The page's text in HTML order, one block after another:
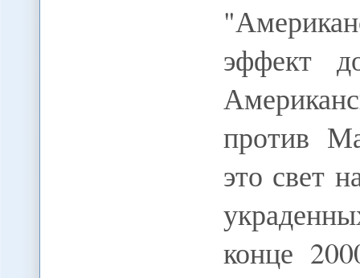
эффект
против
это свет
конце